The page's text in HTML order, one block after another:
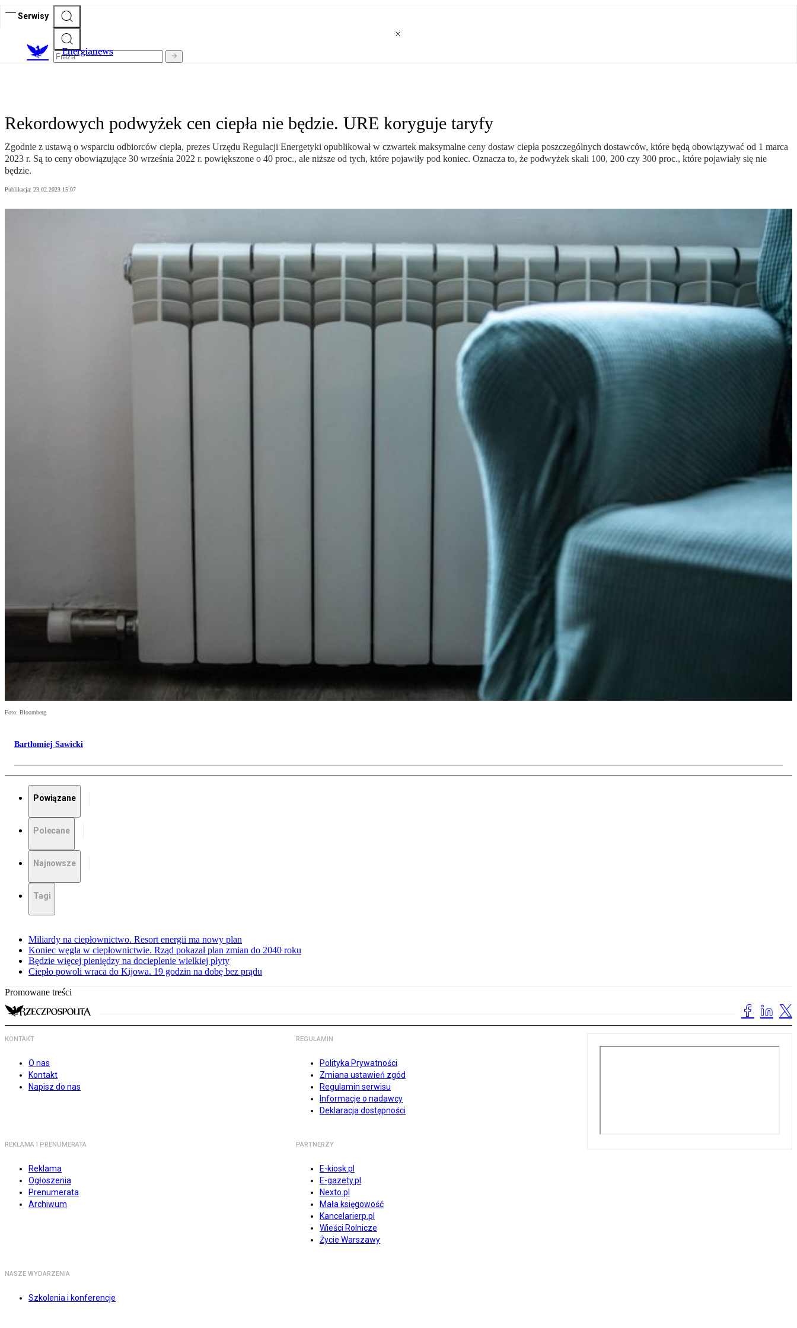
Serwisy
Energianews
Rekordowych podwyżek cen ciepła nie będzie. URE koryguje taryfy
Zgodnie z ustawą o wsparciu odbiorców ciepła, prezes Urzędu Regulacji Energetyki opublikował w czwartek maksymalne ceny dostaw ciepła poszczególnych dostawców, które będą obowiązywać od 1 marca
2023 r. Są to ceny obowiązujące 30 września 2022 r. powiększone o 40 proc., ale niższe od tych, które pojawiły pod koniec. Oznacza to, że podwyżek skali 100, 200 czy 300 proc., które pojawiały się nie
będzie.
Publikacja: 23.02.2023 15:07
Foto: Bloomberg
Bartłomiej Sawicki
Powiązane
Polecane
Najnowsze
Tagi
Miliardy na ciepłownictwo. Resort energii ma nowy plan
Koniec węgla w ciepłownictwie. Rząd pokazał plan zmian do 2040 roku
Będzie więcej pieniędzy na docieplenie wielkiej płyty
Ciepło powoli wraca do Kijowa. 19 godzin na dobę bez prądu
Promowane treści
KONTAKT
O nas
Kontakt
Napisz do nas
REGULAMIN
Polityka Prywatności
Zmiana ustawień zgód
Regulamin serwisu
Informacje o nadawcy
Deklaracja dostępności
REKLAMA I PRENUMERATA
Reklama
Ogłoszenia
Prenumerata
Archiwum
PARTNERZY
E-kiosk.pl
E-gazety.pl
Nexto.pl
Mała księgowość
Kancelarierp.pl
Wieści Rolnicze
Życie Warszawy
NASZE WYDARZENIA
Szkolenia i konferencje